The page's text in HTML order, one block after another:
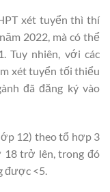
xét tuyển thì thí
2022, mà có thể
Tuy nhiên, với các
xét tuyển tối thiểu
đã đăng ký vào
12) theo tổ hợp 3
18 trở lên, trong đó
được <5.